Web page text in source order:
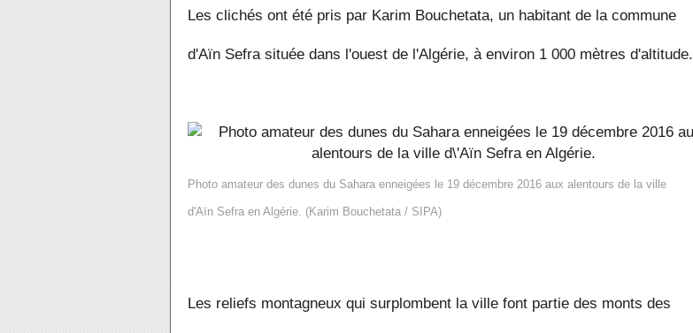
Les clichés ont été pris par Karim Bouchetata, un habitant de la commune
d'Aïn Sefra située dans l'ouest de l'Algérie, à environ 1 000 mètres d'altitude.
Photo amateur des dunes du Sahara enneigées le 19 décembre 2016 aux alentours de la ville
d'Aïn Sefra en Algérie. (Karim Bouchetata / SIPA)
Les reliefs montagneux qui surplombent la ville font partie des monts des